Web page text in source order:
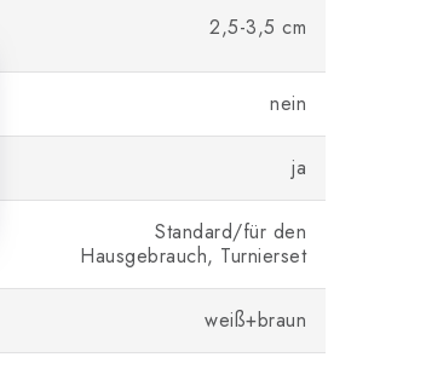
2,5-3,5 cm
nein
ja
Standard/für den
Hausgebrauch, Turnierset
weiß+braun